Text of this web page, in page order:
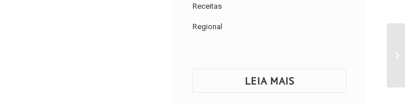
Receitas
Regional
LEIA MAIS